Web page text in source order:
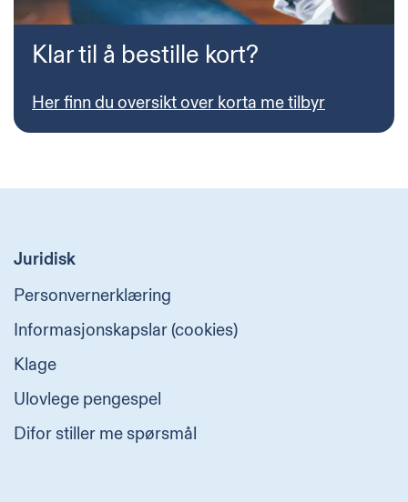
Klar til å bestille kort?
Her finn du oversikt over korta me tilbyr
Juridisk
Personvernerklæring
Informasjonskapslar (cookies)
Klage
Ulovlege pengespel
Difor stiller me spørsmål